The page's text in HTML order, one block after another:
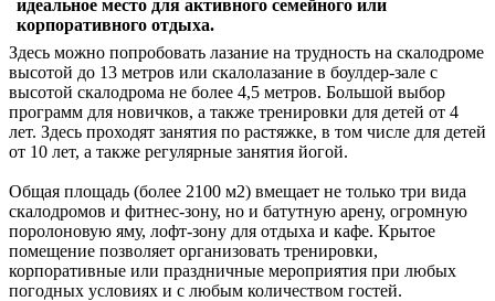
идеальное место для активного семейного или
корпоративного отдыха.
Здесь можно попробовать лазание на трудность на скалодроме
высотой до 13 метров или скалолазание в боулдер-зале с
высотой скалодрома не более 4,5 метров. Большой выбор
программ для новичков, а также тренировки для детей от 4
лет. Здесь проходят занятия по растяжке, в том числе для детей
от 10 лет, а также регулярные занятия йогой.
Общая площадь (более 2100 м2) вмещает не только три вида
скалодромов и фитнес-зону, но и батутную арену, огромную
поролоновую яму, лофт-зону для отдыха и кафе. Крытое
помещение позволяет организовать тренировки,
корпоративные или праздничные мероприятия при любых
погодных условиях и с любым количеством гостей.